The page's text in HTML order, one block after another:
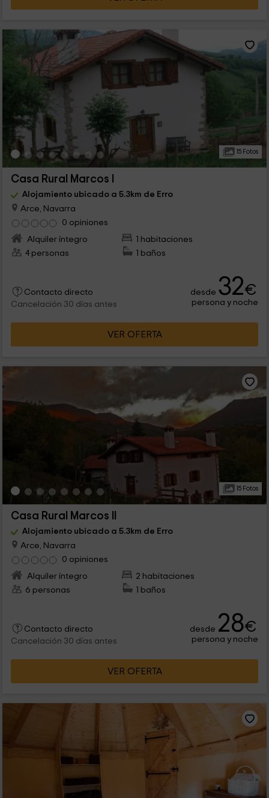
15 Fotos
Casa Rural Marcos I
Alojamiento ubicado a 5.3km de Erro
Arce, Navarra
0 opiniones
Alquiler íntegro
1 habitaciones
4 personas
1 baños
Contacto directo
Cancelación 30 días antes
desde 32€
persona y noche
VER OFERTA
15 Fotos
Casa Rural Marcos II
Alojamiento ubicado a 5.3km de Erro
Arce, Navarra
0 opiniones
Alquiler íntegro
2 habitaciones
6 personas
1 baños
Contacto directo
Cancelación 30 días antes
desde 28€
persona y noche
VER OFERTA